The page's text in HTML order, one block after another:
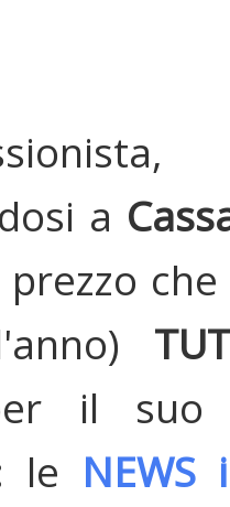
a
prezzo
il suo
le